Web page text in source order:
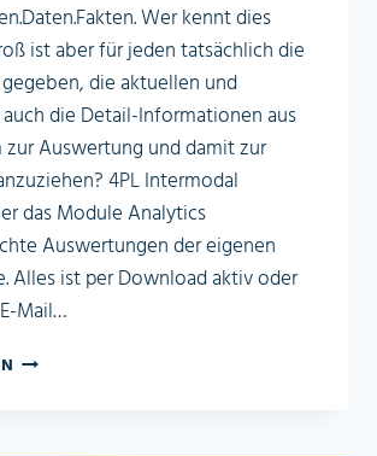
Wer kennt dies
ist aber für jeden tatsächlich die
die aktuellen und
die Detail-Informationen aus
zur Auswertung und damit zur
4PL Intermodal
das Module Analytics
Auswertungen der eigenen
Alles ist per Download aktiv oder
Mail…
ANALYTICS